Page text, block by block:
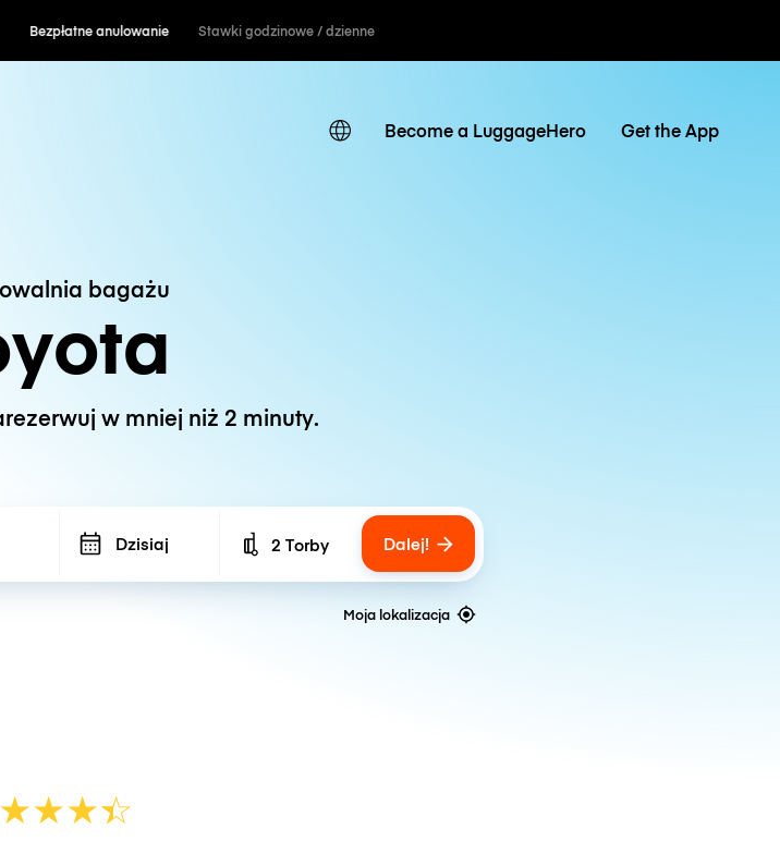
anulowanie Stawki godzinowe / dzienne
Become a LuggageHero Get the App
bagażu
w mniej niż 2 minuty.
Dzisiaj Number of bags
2 Torby Dalej!
Moja lokalizacja
★★★☆
★